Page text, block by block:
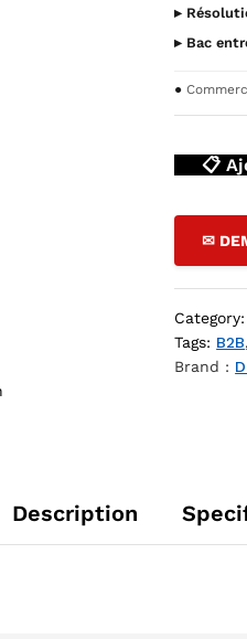
Deli P3100DN — YouShop
▸
▸ Bac
●
📋
✉
Category:
Tags: B2B,
Brand :
Description